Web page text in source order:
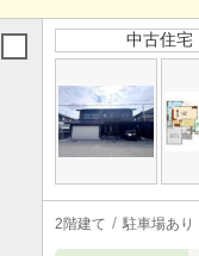
中古住宅
2階建て 駐車場あり